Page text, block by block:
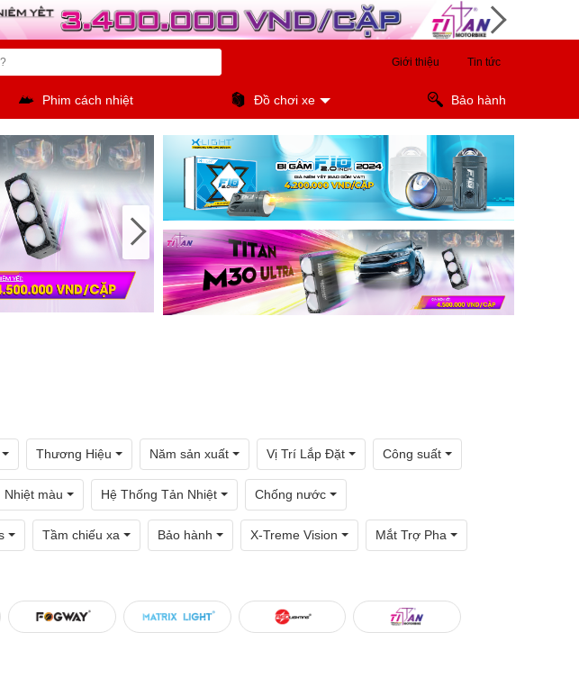
Giới thiệu Tin tức
Phim cách nhiệt Đồ chơi xe Bảo hành
Thương Hiệu Năm sản xuất Vị Trí Lắp Đặt Công suất
Nhiệt màu Hệ Thống Tản Nhiệt Chống nước
Tầm chiếu xa Bảo hành X-Treme Vision Mắt Trợ Pha